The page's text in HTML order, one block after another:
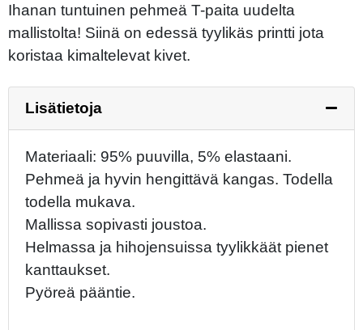
Ihanan tuntuinen pehmeä T-paita uudelta
mallistolta! Siinä on edessä tyylikäs printti jota
koristaa kimaltelevat kivet.
Lisätietoja
Materiaali: 95% puuvilla, 5% elastaani.
Pehmeä ja hyvin hengittävä kangas. Todella
todella mukava.
Mallissa sopivasti joustoa.
Helmassa ja hihojensuissa tyylikkäät pienet
kanttaukset.
Pyöreä pääntie.